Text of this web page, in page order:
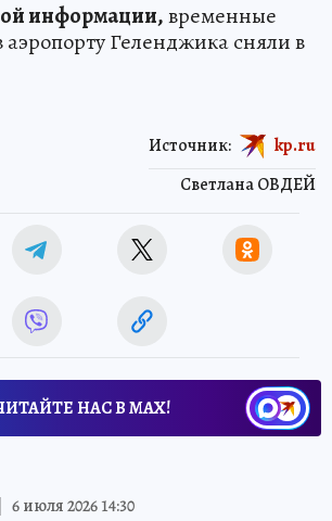
информации,временные
аэропорту Геленджика сняли в
Светлана ОВДЕЙ
Источник: kp.ru
НАС В МАХ!
6 июля 2026 14:30